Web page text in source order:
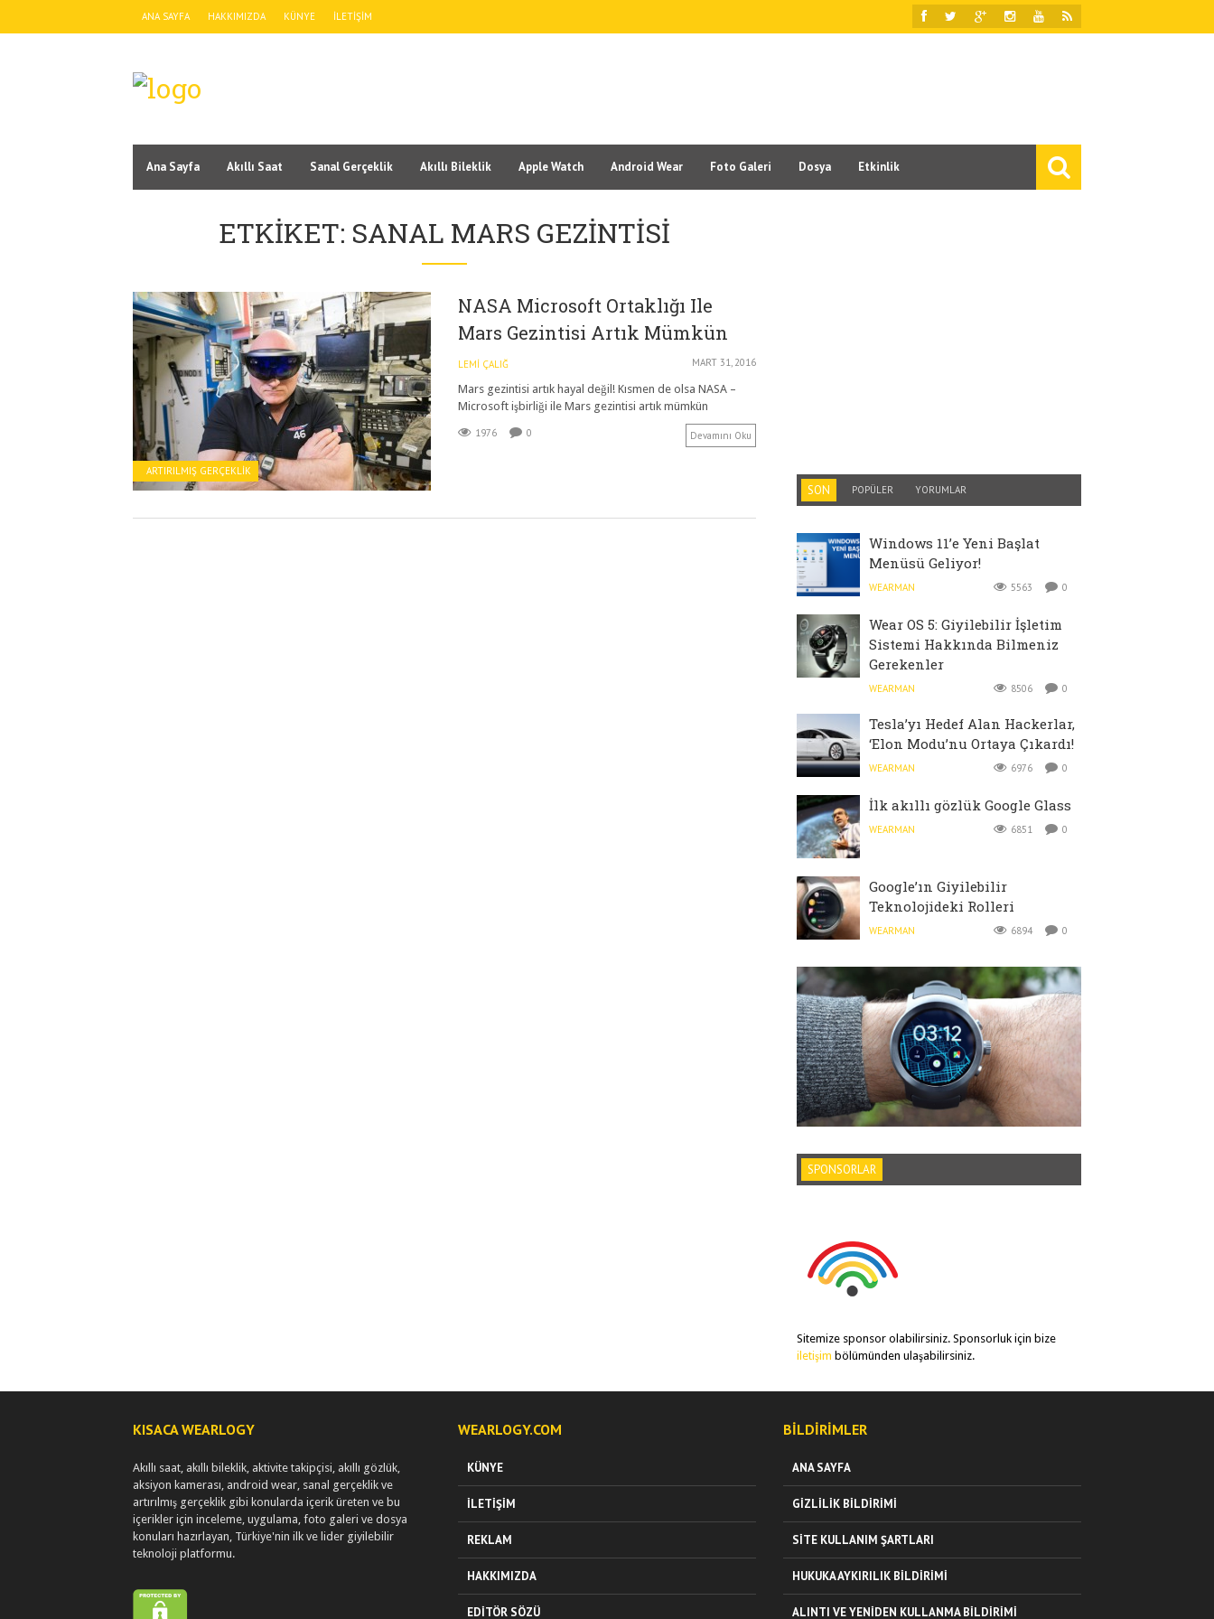
ANA SAYFA HAKKIMIZDA KÜNYE İLETIŞIM
Ana Sayfa Akıllı Saat Sanal Gerçeklik Akıllı Bileklik Apple Watch Android Wear Foto Galeri Dosya Etkinlik
ETKIKET: SANAL MARS GEZINTISI
ARTIRILMIŞ GERÇEKLIK
NASA Microsoft Ortaklığı Ile
Mars Gezintisi Artık Mümkün
LEMI ÇALIĞ MART 31, 2016
Mars gezintisi artık hayal değil! Kısmen de olsa NASA –
Microsoft işbirliği ile Mars gezintisi artık mümkün
1976 0 Devamını Oku
SON POPÜLER YORUMLAR
Windows 11’e Yeni Başlat
Menüsü Geliyor!
WEARMAN 5563 0
Wear OS 5: Giyilebilir İşletim
Sistemi Hakkında Bilmeniz
Gerekenler
WEARMAN 8506 0
Tesla’yı Hedef Alan Hackerlar,
‘Elon Modu’nu Ortaya Çıkardı!
WEARMAN 6976 0
İlk akıllı gözlük Google Glass
WEARMAN 6851 0
Google’ın Giyilebilir
Teknolojideki Rolleri
WEARMAN 6894 0
SPONSORLAR
Sitemize sponsor olabilirsiniz. Sponsorluk için bize
iletişim bölümünden ulaşabilirsiniz.
KISACA WEARLOGY
Akıllı saat, akıllı bileklik, aktivite takipçisi, akıllı gözlük,
aksiyon kamerası, android wear, sanal gerçeklik ve
artırılmış gerçeklik gibi konularda içerik üreten ve bu
içerikler için inceleme, uygulama, foto galeri ve dosya
konuları hazırlayan, Türkiye'nin ilk ve lider giyilebilir
teknoloji platformu.
WEARLOGY.COM
KÜNYE
İLETIŞIM
REKLAM
HAKKIMIZDA
EDITÖR SÖZÜ
BILDIRIMLER
ANA SAYFA
GIZLILIK BILDIRIMI
SITE KULLANIM ŞARTLARI
HUKUKA AYKIRILIK BILDIRIMI
ALINTI VE YENIDEN KULLANMA BILDIRIMI